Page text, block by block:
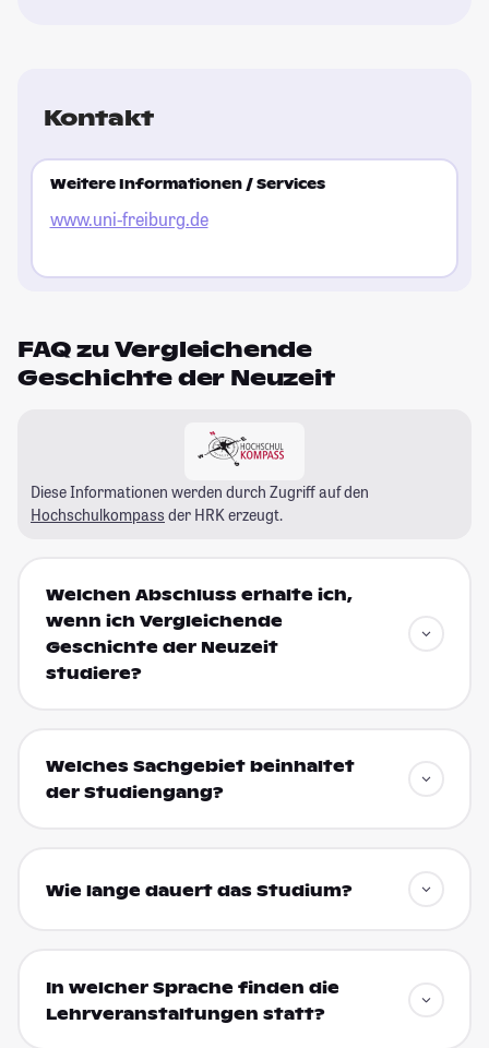
Kontakt
Weitere Informationen / Services
www.uni-freiburg.de
FAQ zu Vergleichende
Geschichte der Neuzeit
Diese Informationen werden durch Zugriff auf den
Hochschulkompass der HRK erzeugt.
Welchen Abschluss erhalte ich,
wenn ich Vergleichende
Geschichte der Neuzeit
studiere?
Welches Sachgebiet beinhaltet
der Studiengang?
Wie lange dauert das Studium?
In welcher Sprache finden die
Lehrveranstaltungen statt?